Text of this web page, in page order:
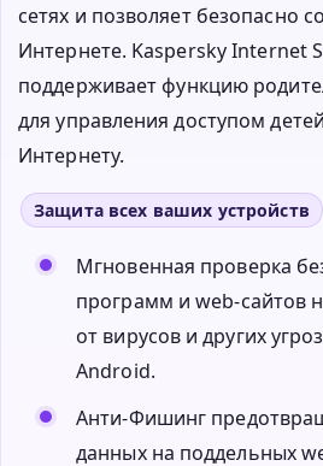
сетях и позволяет безопасно
Интернете. Kaspersky Internet
поддерживает функцию
для управления доступом
Интернету.
Защита всех ваших устройств
Мгновенная проверка
программ и web-сайтов
от вирусов и других
Android.
Анти-Фишинг
данных на поддельных